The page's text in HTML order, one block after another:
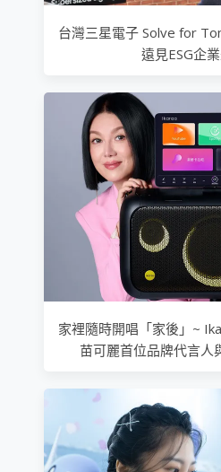
台灣三星電子 Solve for
遠見ESG企
家裡隨時開唱「家後」~
苗可麗首位品牌代言人